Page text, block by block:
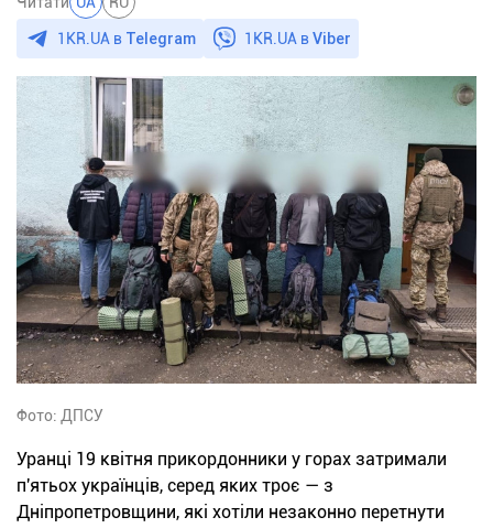
1KR.UA в Telegram 1KR.UA вViber
Фото: ДПСУ
Уранці 19 квітня прикордонники у горах затримали
п'ятьох українців, серед яких троє — з
Дніпропетровщини, які хотіли незаконно перетнути